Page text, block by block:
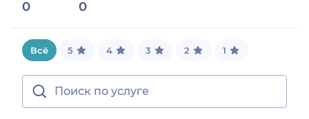
0 0
Всё 5 4 3 2 1